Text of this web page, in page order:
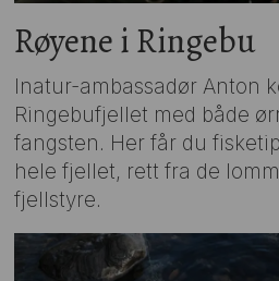
Røyene i Ringebu
Inatur-ambassadør Anton
Ringebufjellet med både
fangsten. Her får du
hele fjellet, rett fra de
fjellstyre.